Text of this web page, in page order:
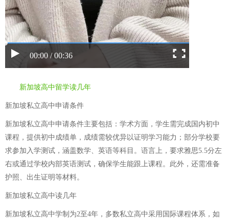
00:00 / 00:36
新加坡高中留学读几年
新加坡私立高中申请条件
新加坡私立高中申请条件主要包括：学术方面，学生需完成国内初中
课程，提供初中成绩单，成绩需较优异以证明学习能力；部分学校要
求参加入学测试，涵盖数学、英语等科目。语言上，要求雅思5.5分左
右或通过学校内部英语测试，确保学生能跟上课程。此外，还需准备
护照、出生证明等材料。
新加坡私立高中读几年
新加坡私立高中学制为2至4年，多数私立高中采用国际课程体系，如